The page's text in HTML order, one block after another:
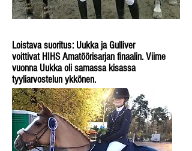
Loistava suoritus: Uukka ja Gulliver
voittivat HIHS Amatöörisarjan finaalin. Viime
vuonna Uukka oli samassa kisassa
tyyliarvostelun ykkönen.